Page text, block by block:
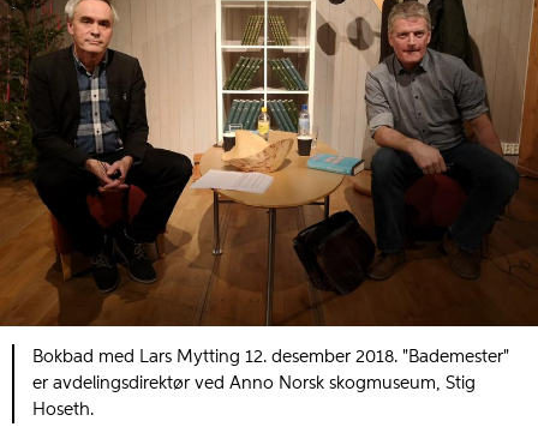
Bokbad med Lars Mytting 12. desember 2018. "Bademester"
er avdelingsdirektør ved Anno Norsk skogmuseum, Stig
Hoseth.